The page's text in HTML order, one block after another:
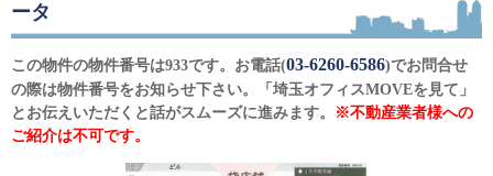
ータ
この物件の物件番号は933です。お電話(03-6260-6586)でお問合せ
の際は物件番号をお知らせ下さい。「埼玉オフィスMOVEを見て」
とお伝えいただくと話がスムーズに進みます。
※不動産業者様への
ご紹介は不可です。